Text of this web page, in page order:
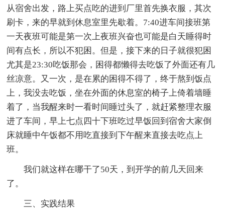
从宿舍出发，路上买点吃的进到厂里首先换衣服，其次
刷卡，来的早就到休息室里先歇着。7:40进车间接班第
一天夜班可能是第一次上夜班兴奋也可能是白天睡得时
间有点长，所以不犯困。但是，接下来的日子就很犯困
尤其是23:30吃饭那会，困得都懒得去吃饭了外面还有几
丝凉意。又一次，是在累的困得不得了，终于熬到饭点
上，我没去吃饭，坐在外面的休息室的椅子上倚着墙睡
着了，当我醒来时一看时间睡过头了，就赶紧整理衣服
进了车间，早上七点四十下班吃过早饭回到宿舍大家倒
床就睡中午饭都不用吃直接到下午醒来直接去吃点上
班。
我们就这样在哪干了50天，到开学的前几天回来
了。
三、实践结果